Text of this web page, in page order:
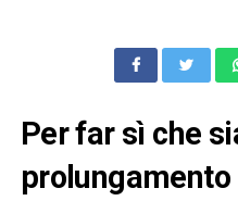
Per far sì che